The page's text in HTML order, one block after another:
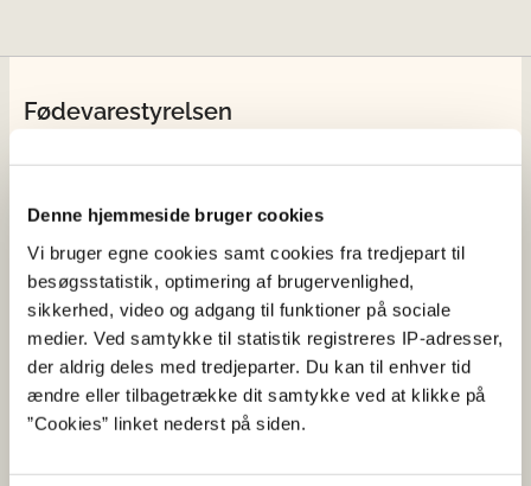
Denne hjemmeside bruger cookies
Vi bruger egne cookies samt cookies fra tredjepart til
besøgsstatistik, optimering af brugervenlighed,
sikkerhed, video og adgang til funktioner på sociale
medier. Ved samtykke til statistik registreres IP-adresser,
der aldrig deles med tredjeparter. Du kan til enhver tid
ændre eller tilbagetrække dit samtykke ved at klikke på
”Cookies” linket nederst på siden.
Fødevarestyrelsen
fødevarekæden fra jord til bord med fokus på
dyresundhed og sikker, sund mad. Vi står bag De
officielle Kostråd og smileykontroller, som du kender
fra cafeer, restauranter og supermarkeder.
Kontakt
Fødevarestyrelsen
2600 Glostrup